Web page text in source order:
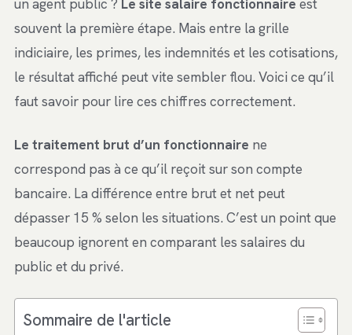
un agent public ? Le site salaire fonctionnaire est
souvent la première étape. Mais entre la grille
indiciaire, les primes, les indemnités et les cotisations,
le résultat affiché peut vite sembler flou. Voici ce qu’il
faut savoir pour lire ces chiffres correctement.
Le traitement brut d’un fonctionnaire ne
correspond pas à ce qu’il reçoit sur son compte
bancaire. La différence entre brut et net peut
dépasser 15 % selon les situations. C’est un point que
beaucoup ignorent en comparant les salaires du
public et du privé.
Sommaire de l'article